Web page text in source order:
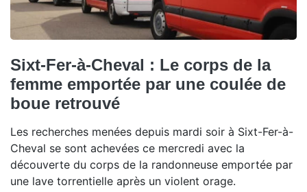
Sixt-Fer-à-Cheval : Le corps de la
femme emportée par une coulée de
boue retrouvé
Les recherches menées depuis mardi soir à Sixt-Fer-à-
Cheval se sont achevées ce mercredi avec la
découverte du corps de la randonneuse emportée par
une lave torrentielle après un violent orage.